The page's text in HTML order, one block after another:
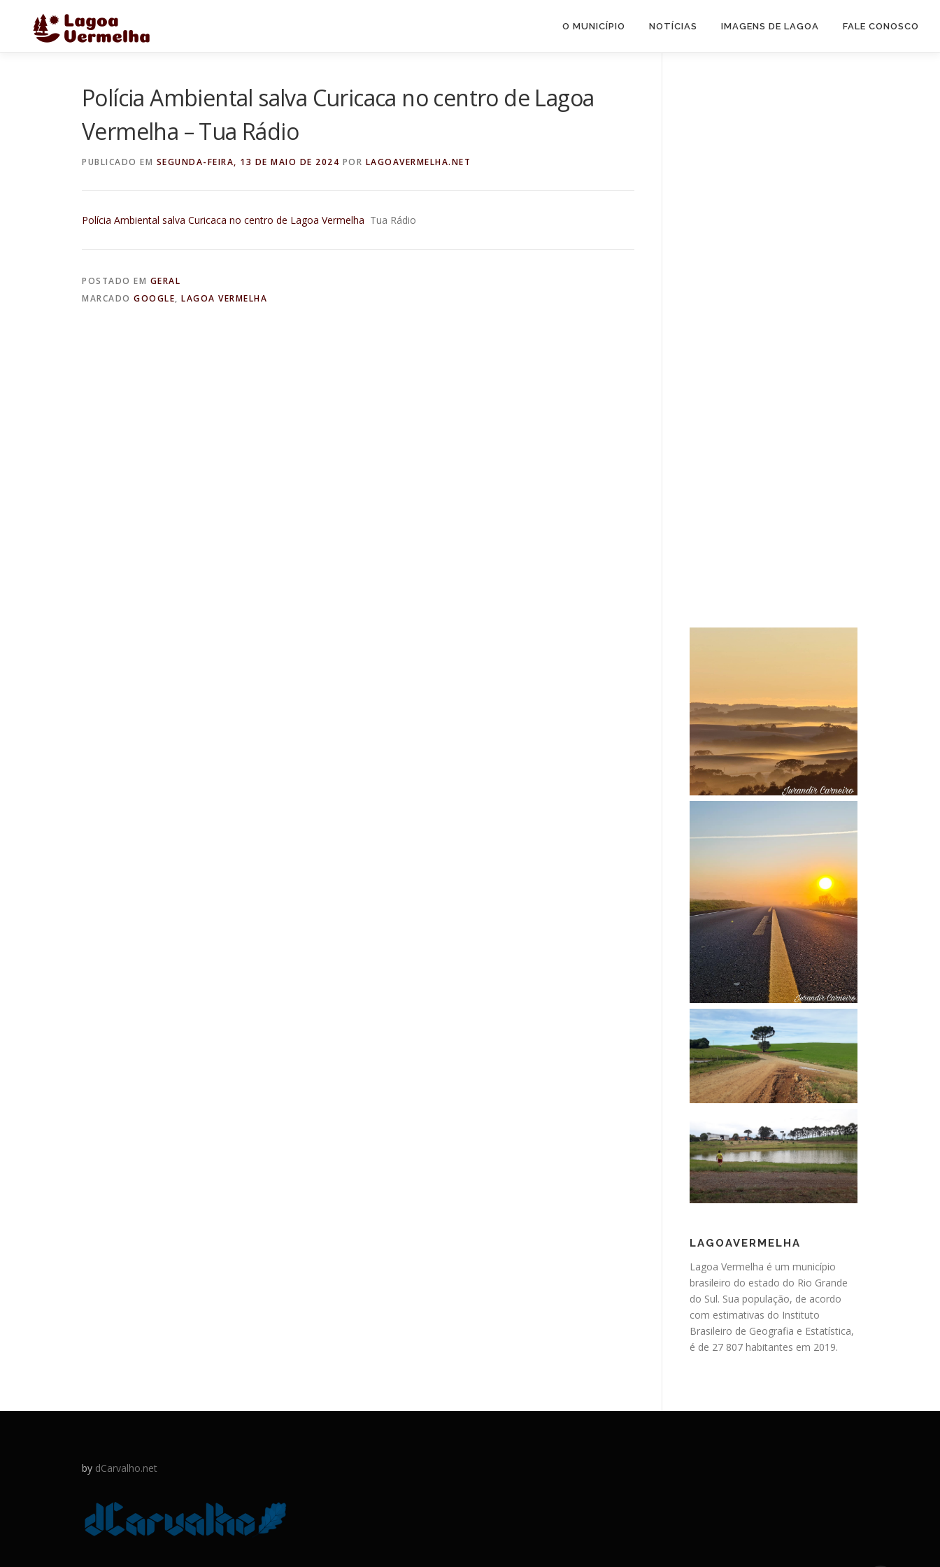
conteúdo
O MUNICÍPIO NOTÍCIAS IMAGENS DE LAGOA FALE CONOSCO
Polícia Ambiental salva Curicaca no centro de Lagoa
Vermelha – Tua Rádio
PUBLICADO EM SEGUNDA-FEIRA, 13 DE MAIO DE 2024 POR LAGOAVERMELHA.NET
Polícia Ambiental salva Curicaca no centro de Lagoa Vermelha Tua Rádio
POSTADO EM GERAL
MARCADO GOOGLE, LAGOA VERMELHA
LAGOAVERMELHA
Lagoa Vermelha é um município
brasileiro do estado do Rio Grande
do Sul. Sua população, de acordo
com estimativas do Instituto
Brasileiro de Geografia e Estatística,
é de 27 807 habitantes em 2019.
by dCarvalho.net